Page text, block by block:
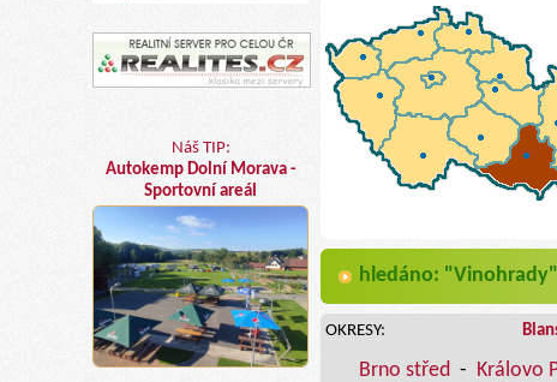
Náš TIP:
Autokemp Dolní Morava -
Sportovní areál
hledáno:
OKRESY:
Brno střed - Královo